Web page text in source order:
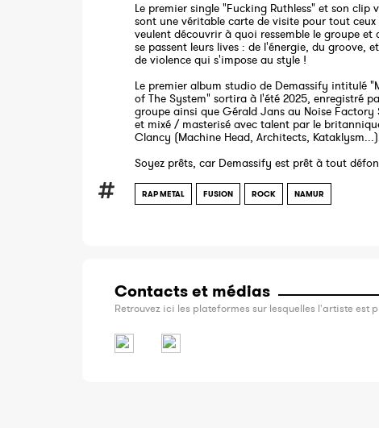
Le premier single "Fucking Ruthless" et son clip
sont une véritable carte de visite pour tout ceux
veulent découvrir à quoi ressemble le groupe et
se passent leurs lives : de l'énergie, du groove,
de violence qui s'impose au style !
Le premier album studio de Demassify intitulé
of The System" sortira à l'été 2025, enregistré
groupe ainsi que Gérald Jans au Noise Factory
et mixé / masterisé avec talent par le
Clancy (Machine Head, Architects,
Soyez prêts, car Demassify est prêt à tout
RAP METAL FUSION ROCK NAMUR
Contacts et médias
Retrouvez ici les plateformes sur lesquelles l'artiste est